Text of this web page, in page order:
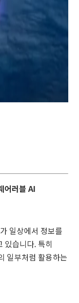
어러블 AI
일상에서 정보를
있습니다. 특히
일부처럼 활용하는